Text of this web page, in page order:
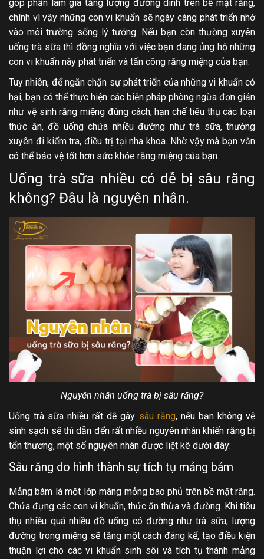
góp phần làm gia tăng lượng đường dính trên bề mặt răng,
chính vì vậy những con vi khuẩn sẽ ngày càng phát triển nhờ
vào môi trường sống lý tưởng. Nếu bạn còn thường xuyên
uống trà sữa thì đồng nghĩa với việc bạn đang ủng hộ những
con vi khuẩn này phát triển và tấn công răng miệng của bạn.
Tuy nhiên, để ngăn chặn sự phát triển của những vi khuẩn có
hại, bạn có thể thực hiện các biện pháp phòng ngừa đơn giản
như vệ sinh răng miệng đúng cách, hạn chế tiêu thụ các loại
thức ăn, đồ uống chứa nhiều đường như trà sữa, thường
xuyên đi kiểm tra, điều trị tại nha khoa. Nhờ vậy mà bạn vẫn
có thể bảo vệ tốt hơn sức khỏe răng miệng của bạn.
Uống trà sữa nhiều có dễ bị sâu răng
không? Đâu là nguyên nhân.
Nguyên nhân uống trà bị sâu răng?
Uống trà sữa nhiều rất dễ gây sâu răng, nếu bạn không vệ
sinh sạch sẽ thì dẫn đến rất nhiều nguyên nhân khiến răng bị
tổn thương, một số nguyên nhân được liệt kê dưới đây:
Sâu răng do hình thành sự tích tụ mảng bám
Mảng bám là một lớp màng mỏng bao phủ trên bề mặt răng.
Chứa đựng các con vi khuẩn, thức ăn thừa và đường. Khi tiêu
thụ nhiều quá nhiều đồ uống có đường như trà sữa, lượng
đường trong miệng sẽ tăng một cách đáng kể, tạo điều kiện
thuận lợi cho các vi khuẩn sinh sôi và tích tụ thành mảng